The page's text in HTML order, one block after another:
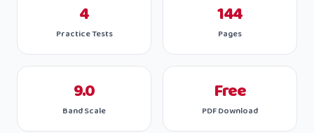
4
Practice Tests
144
Pages
9.0
Band Scale
Free
PDF Download